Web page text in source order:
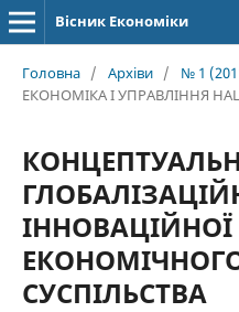
Вісник Економіки
Головна / Архіви / № 1
ЕКОНОМІКА І УПРАВЛІННЯ
СУСПІЛЬСТВА